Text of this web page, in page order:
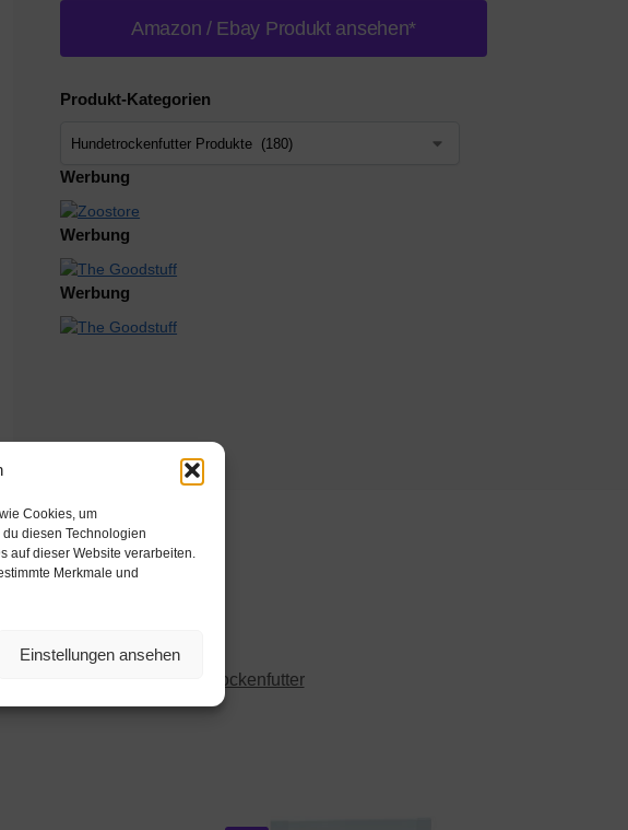
Cookies, um
diesen Technologien
auf dieser Website verarbeiten.
Merkmale und
Einstellungen ansehen
Amazon / Ebay Produkt ansehen*
Produkt-Kategorien
Werbung
Werbung
Werbung
Hundentrockenfutter